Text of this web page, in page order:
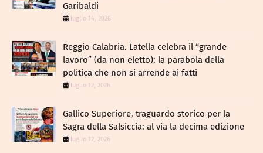
Garibaldi
luglio 14, 2026
Reggio Calabria. Latella celebra il “grande
lavoro” (da non eletto): la parabola della
politica che non si arrende ai fatti
luglio 12, 2026
Gallico Superiore, traguardo storico per la
Sagra della Salsiccia: al via la decima edizione
luglio 12, 2026